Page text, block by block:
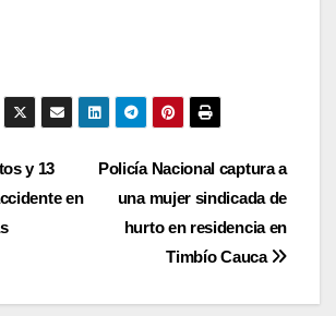
Policía Nacional captura a
una mujer sindicada de
hurto en residencia en
Timbío Cauca
y 13
en